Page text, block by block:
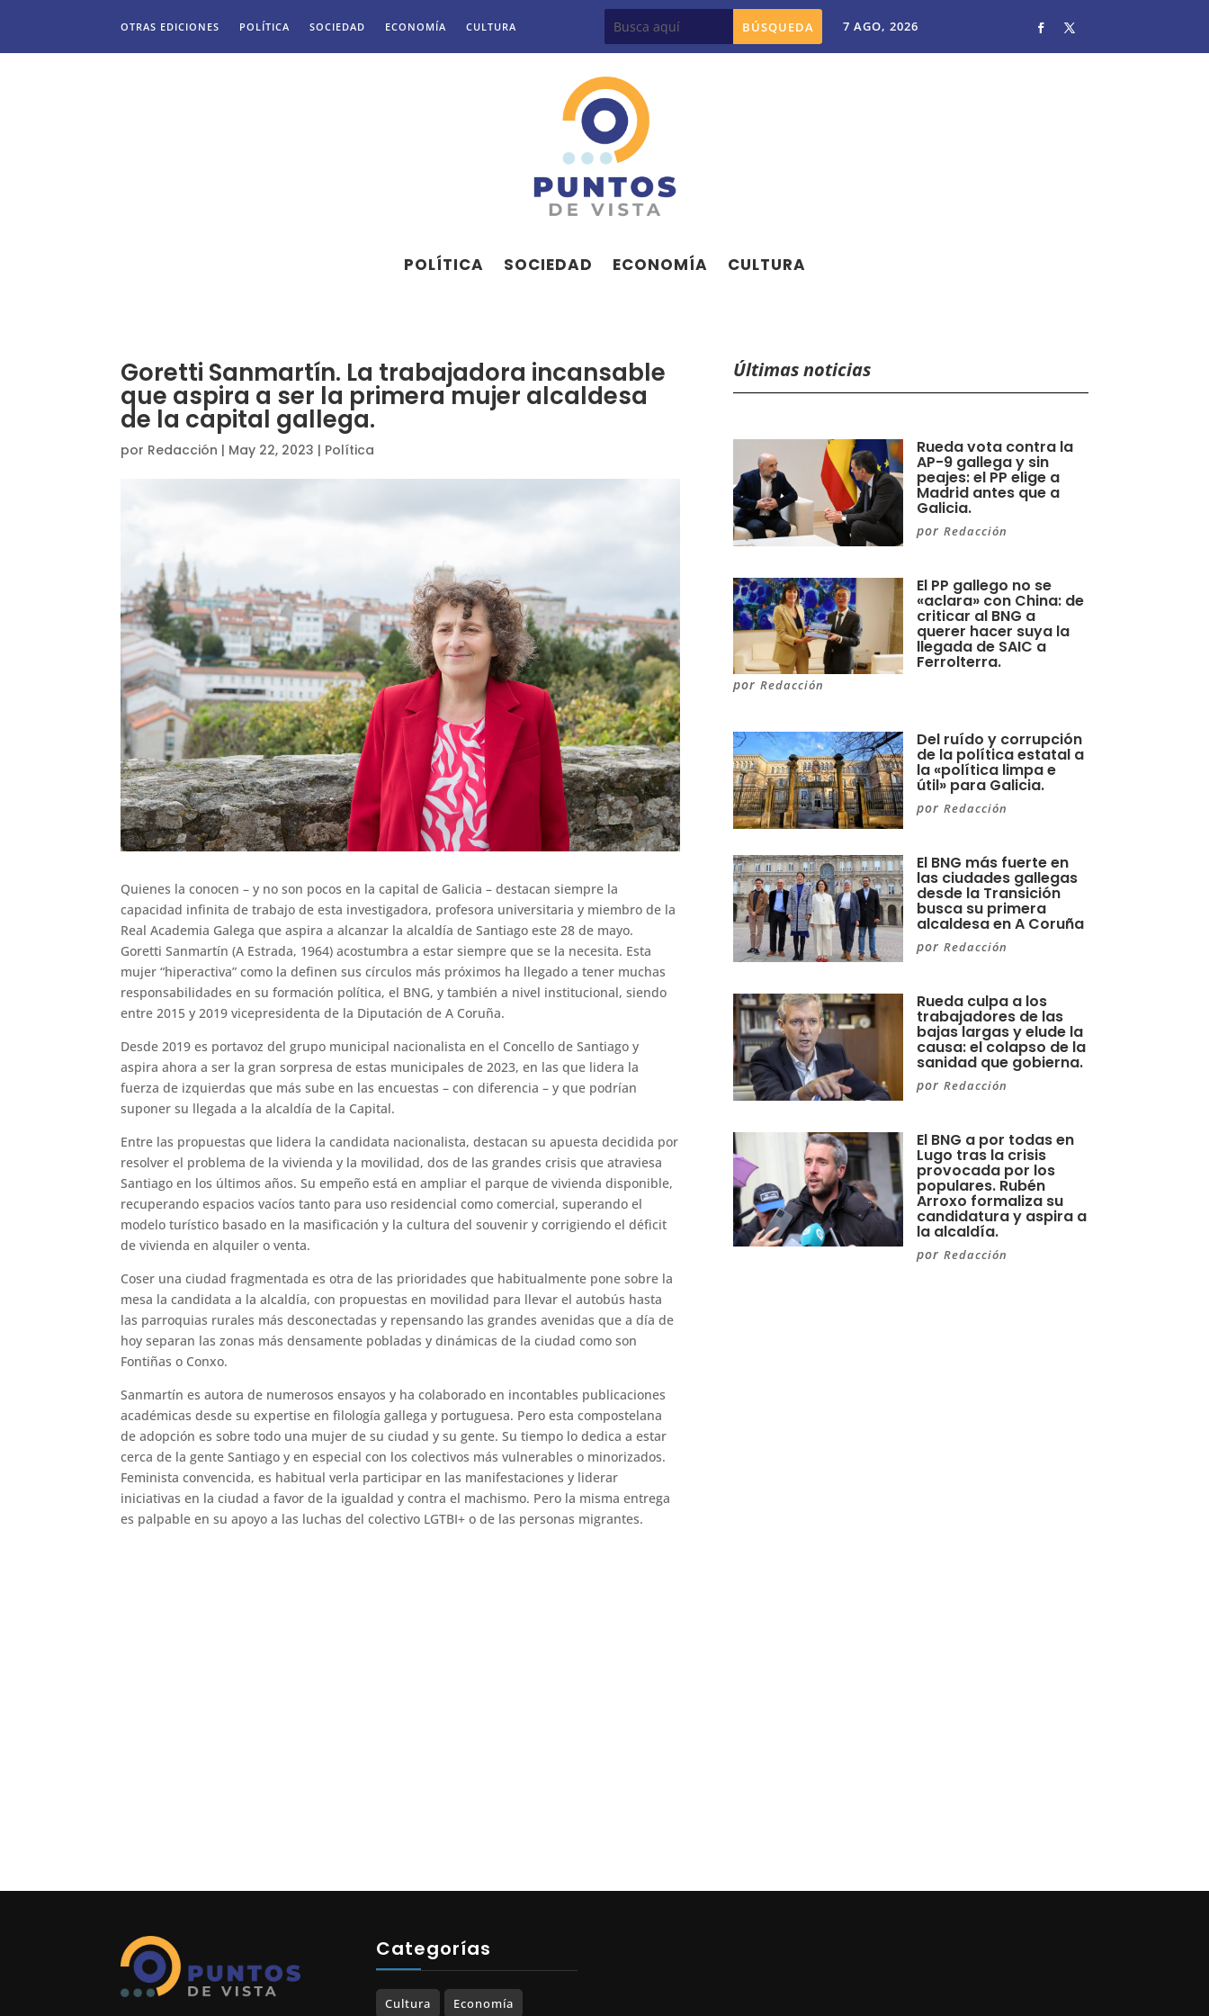
OTRAS EDICIONES POLÍTICA SOCIEDAD ECONOMÍA CULTURA 7 AGO, 2026
POLÍTICA SOCIEDAD ECONOMÍA CULTURA
Goretti Sanmartín. La trabajadora incansable
que aspira a ser la primera mujer alcaldesa
de la capital gallega.
por Redacción | May 22, 2023 | Política
Quienes la conocen – y no son pocos en la capital de Galicia – destacan siempre la
capacidad infinita de trabajo de esta investigadora, profesora universitaria y miembro de la
Real Academia Galega que aspira a alcanzar la alcaldía de Santiago este 28 de mayo.
Goretti Sanmartín (A Estrada, 1964) acostumbra a estar siempre que se la necesita. Esta
mujer “hiperactiva” como la definen sus círculos más próximos ha llegado a tener muchas
responsabilidades en su formación política, el BNG, y también a nivel institucional, siendo
entre 2015 y 2019 vicepresidenta de la Diputación de A Coruña.
Desde 2019 es portavoz del grupo municipal nacionalista en el Concello de Santiago y
aspira ahora a ser la gran sorpresa de estas municipales de 2023, en las que lidera la
fuerza de izquierdas que más sube en las encuestas – con diferencia – y que podrían
suponer su llegada a la alcaldía de la Capital.
Entre las propuestas que lidera la candidata nacionalista, destacan su apuesta decidida por
resolver el problema de la vivienda y la movilidad, dos de las grandes crisis que atraviesa
Santiago en los últimos años. Su empeño está en ampliar el parque de vivienda disponible,
recuperando espacios vacíos tanto para uso residencial como comercial, superando el
modelo turístico basado en la masificación y la cultura del souvenir y corrigiendo el déficit
de vivienda en alquiler o venta.
Coser una ciudad fragmentada es otra de las prioridades que habitualmente pone sobre la
mesa la candidata a la alcaldía, con propuestas en movilidad para llevar el autobús hasta
las parroquias rurales más desconectadas y repensando las grandes avenidas que a día de
hoy separan las zonas más densamente pobladas y dinámicas de la ciudad como son
Fontiñas o Conxo.
Sanmartín es autora de numerosos ensayos y ha colaborado en incontables publicaciones
académicas desde su expertise en filología gallega y portuguesa. Pero esta compostelana
de adopción es sobre todo una mujer de su ciudad y su gente. Su tiempo lo dedica a estar
cerca de la gente Santiago y en especial con los colectivos más vulnerables o minorizados.
Feminista convencida, es habitual verla participar en las manifestaciones y liderar
iniciativas en la ciudad a favor de la igualdad y contra el machismo. Pero la misma entrega
es palpable en su apoyo a las luchas del colectivo LGTBI+ o de las personas migrantes.
Últimas noticias
Rueda vota contra la
AP-9 gallega y sin
peajes: el PP elige a
Madrid antes que a
Galicia.
porRedacción
El PP gallego no se
«aclara» con China: de
criticar al BNG a
querer hacer suya la
llegada de SAIC a
Ferrolterra.
por Redacción
Del ruído y corrupción
de la política estatal a
la «política limpa e
útil» para Galicia.
porRedacción
El BNG más fuerte en
las ciudades gallegas
desde la Transición
busca su primera
alcaldesa en A Coruña
porRedacción
Rueda culpa a los
trabajadores de las
bajas largas y elude la
causa: el colapso de la
sanidad que gobierna.
porRedacción
El BNG a por todas en
Lugo tras la crisis
provocada por los
populares. Rubén
Arroxo formaliza su
candidatura y aspira a
la alcaldía.
porRedacción
Categorías
Cultura Economía